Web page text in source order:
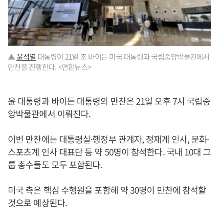
▲윤석열 대통령이 21일 조 바이든 미국 대통령과 국립중앙박물관에서
만찬을 진행한다. <연합뉴스>
윤 대통령과 바이든 대통령의 만찬은 21일 오후 7시 국립중
앙박물관에서 이뤄진다.
이번 만찬에는 대통령실·행정부 관계자, 정재계 인사, 문화·
스포츠계 인사 대표단 등 약 50명이 참석한다. 국내 10대 그
룹 총수들도 모두 포함된다.
미국 측은 핵심 수행원을 포함해 약 30명이 만찬에 참석할
것으로 예상된다.